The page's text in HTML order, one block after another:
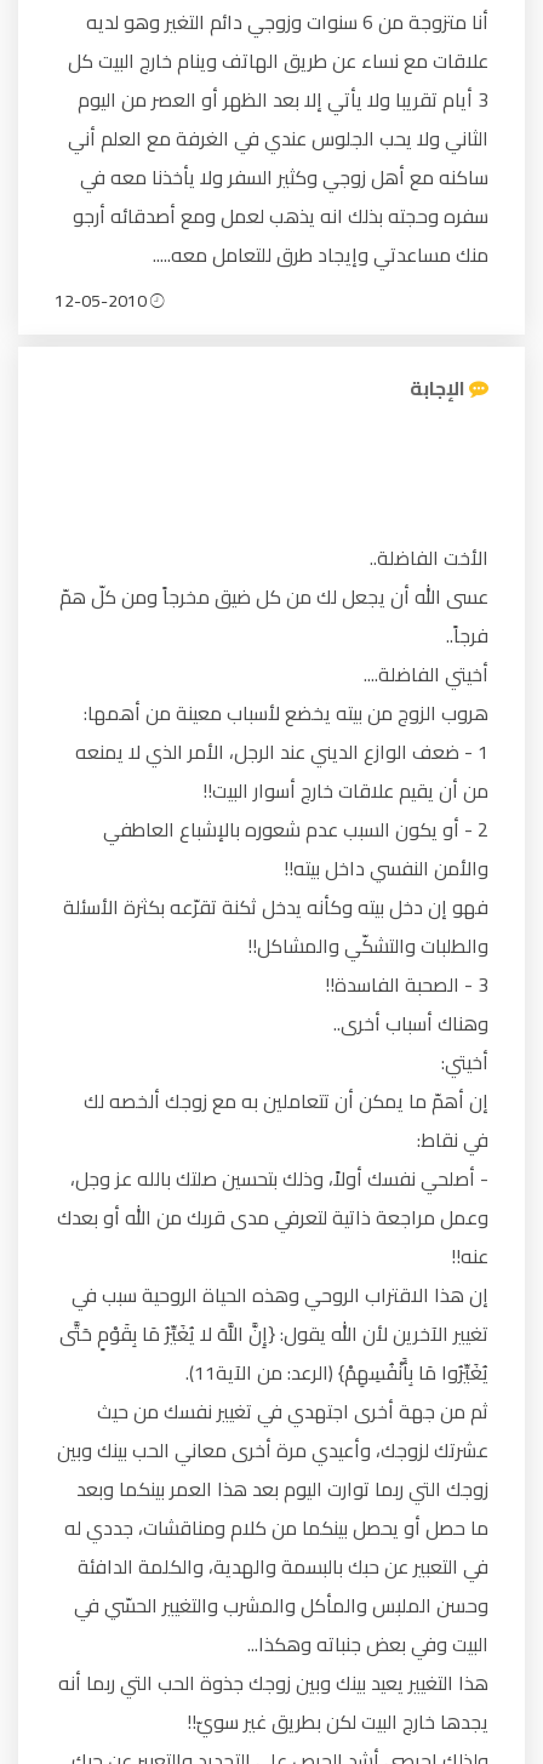
أنا متزوجة من 6 سنوات وزوجي دائم التغير وهو لديه
علاقات مع نساء عن طريق الهاتف وينام خارج البيت كل
3 أيام تقريبا ولا يأتي إلا بعد الظهر أو العصر من اليوم
الثاني ولا يحب الجلوس عندي في الغرفة مع العلم أني
ساكنه مع أهل زوجي وكثير السفر ولا يأخذنا معه في
سفره وحجته بذلك انه يذهب لعمل ومع أصدقائه أرجو
منك مساعدتي وإيجاد طرق للتعامل معه.....
الإجابة
الأخت الفاضلة..
عسى الله أن يجعل لك من كل ضيق مخرجاً ومن كلّ همّ
فرجاً..
أخيتي الفاضلة....
هروب الزوج من بيته يخضع لأسباب معينة من أهمها:
1 - ضعف الوازع الديني عند الرجل، الأمر الذي لا يمنعه
من أن يقيم علاقات خارج أسوار البيت!!
2 - أو يكون السبب عدم شعوره بالإشباع العاطفي
والأمن النفسي داخل بيته!!
فهو إن دخل بيته وكأنه يدخل ثكنة تقرّعه بكثرة الأسئلة
والطلبات والتشكّي والمشاكل!!
3 - الصحبة الفاسدة!!
وهناك أسباب أخرى..
أخيتي:
إن أهمّ ما يمكن أن تتعاملين به مع زوجك ألخصه لك
في نقاط:
- أصلحي نفسك أولاً، وذلك بتحسين صلتك بالله عز وجل،
وعمل مراجعة ذاتية لتعرفي مدى قربك من الله أو بعدك
عنه!!
إن هذا الاقتراب الروحي وهذه الحياة الروحية سبب في
تغيير الآخرين لأن الله يقول: {إِنَّ اللَّهَ لا يُغَيِّرُ مَا بِقَوْمٍ حَتَّى
يُغَيِّرُوا مَا بِأَنْفُسِهِمْ} (الرعد: من الآية11).
ثم من جهة أخرى اجتهدي في تغيير نفسك من حيث
عشرتك لزوجك، وأعيدي مرة أخرى معاني الحب بينك وبين
زوجك التي ربما توارت اليوم بعد هذا العمر بينكما وبعد
ما حصل أو يحصل بينكما من كلام ومناقشات، جددي له
في التعبير عن حبك بالبسمة والهدية، والكلمة الدافئة
وحسن الملبس والمأكل والمشرب والتغيير الحسّي في
البيت وفي بعض جنباته وهكذا...
هذا التغيير يعيد بينك وبين زوجك جذوة الحب التي ربما أنه
يجدها خارج البيت لكن بطريق غير سويّ!!